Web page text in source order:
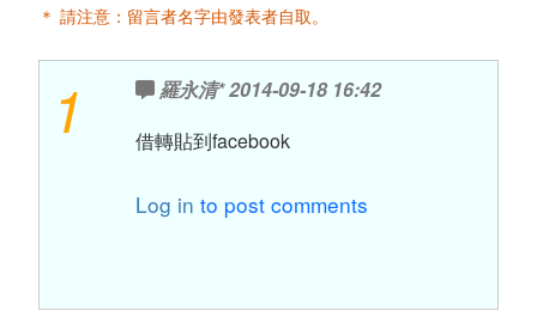
＊ 請注意：留言者名字由發表者自取。
1 羅永清*2014-09-18 16:42
借轉貼到facebook
Log in to post comments